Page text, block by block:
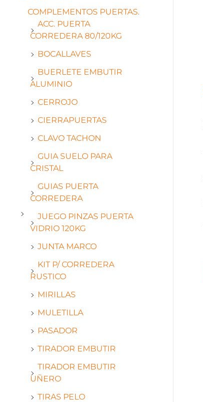
COMPLEMENTOS PUERTAS.
ACC. PUERTA
CORREDERA 80/120KG
BOCALLAVES
BUERLETE EMBUTIR
ALUMINIO
CERROJO
CIERRAPUERTAS
CLAVO TACHON
GUIA SUELO PARA
CRISTAL
GUIAS PUERTA
CORREDERA
JUEGO PINZAS PUERTA
VIDRIO 120KG
JUNTA MARCO
KIT P/ CORREDERA
RUSTICO
MIRILLAS
MULETILLA
PASADOR
TIRADOR EMBUTIR
TIRADOR EMBUTIR
UÑERO
TIRAS PELO